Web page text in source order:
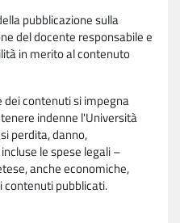
pubblicazione sulla
del docente responsabile e
in merito al contenuto
contenuti si impegna
indenne l'Università
perdita, danno,
le spese legali –
anche economiche,
contenuti pubblicati.